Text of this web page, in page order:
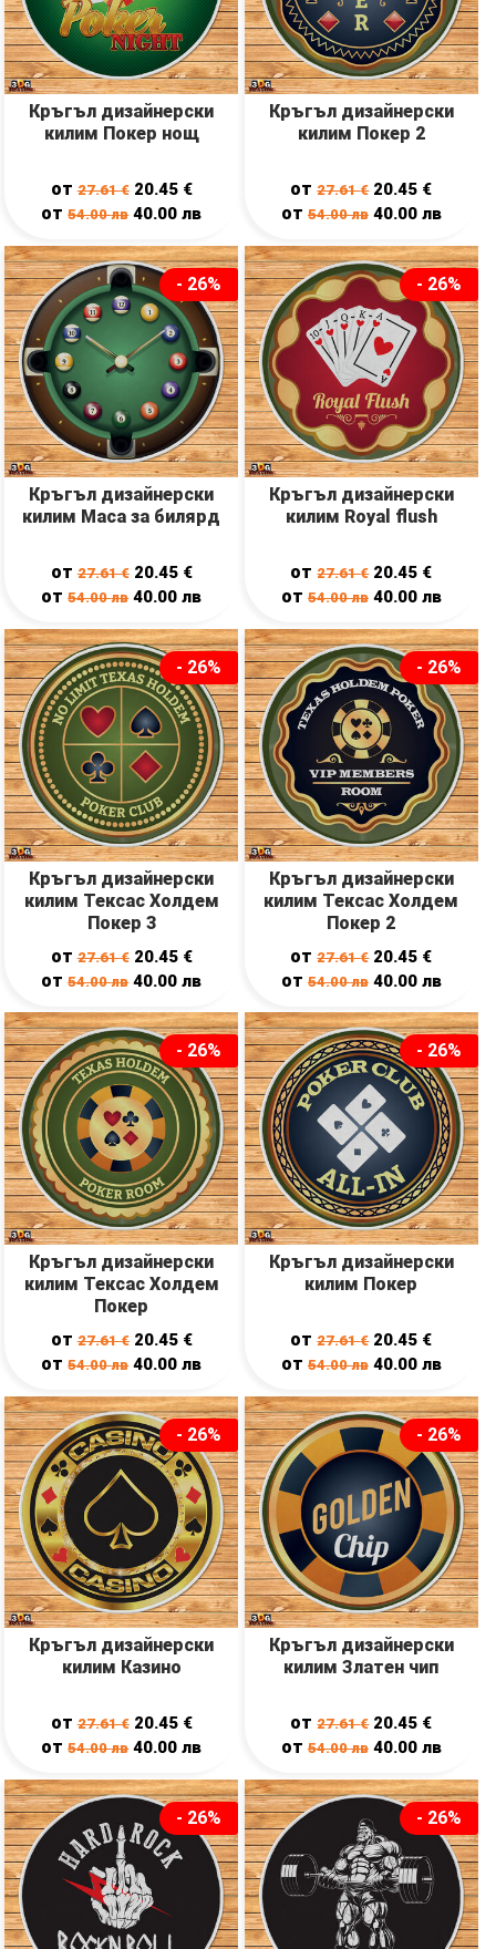
Кръгъл дизайнерски
килим Покер нощ
от27.61€ 20.45 €
от54.00лв 40.00лв
Кръгъл дизайнерски
килим Покер 2
от27.61€ 20.45 €
от 54.00лв 40.00 лв
- 26%
Кръгъл дизайнерски
килим Маса за билярд
от27.61€ 20.45 €
от54.00лв 40.00лв
- 26%
Кръгъл дизайнерски
килим Royal flush
от27.61€ 20.45 €
от 54.00лв 40.00 лв
- 26%
Кръгъл дизайнерски
килим Тексас Холдем
Покер 3
от27.61€ 20.45 €
от54.00лв 40.00лв
- 26%
Кръгъл дизайнерски
килим Тексас Холдем
Покер 2
от27.61€ 20.45 €
от 54.00лв 40.00 лв
- 26%
Кръгъл дизайнерски
килим Тексас Холдем
Покер
от27.61€ 20.45 €
от54.00лв 40.00лв
- 26%
Кръгъл дизайнерски
килим Покер
от27.61€ 20.45 €
от 54.00лв 40.00 лв
- 26%
Кръгъл дизайнерски
килим Казино
от27.61€ 20.45 €
от54.00лв 40.00лв
- 26%
Кръгъл дизайнерски
килим Златен чип
от27.61€ 20.45 €
от 54.00лв 40.00 лв
- 26% - 26%